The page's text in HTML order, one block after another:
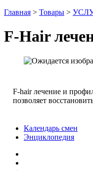
Главная > Товары >
F-Hair
F-hair лечение и
позволяет
Календарь смен
Энциклопедия